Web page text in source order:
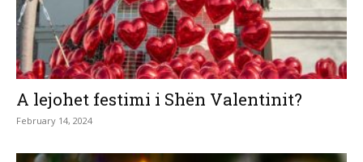
A lejohet festimi i Shën Valentinit?
February 14, 2024